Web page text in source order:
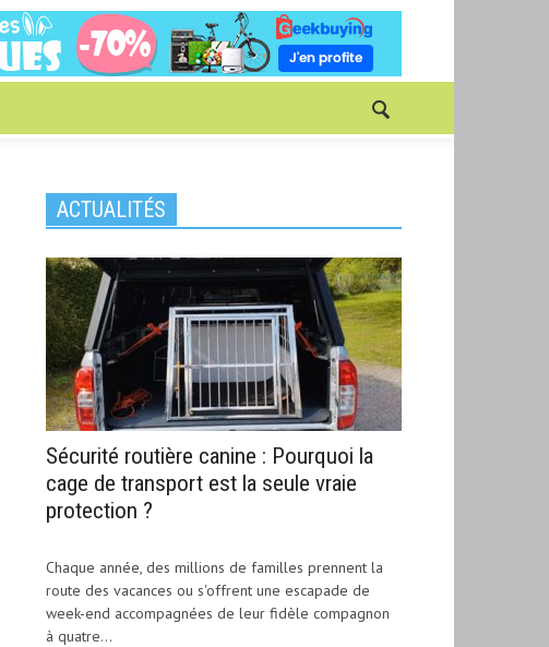
ACTUALITÉS
Sécurité routière canine : Pourquoi la
cage de transport est la seule vraie
protection ?
Chaque année, des millions de familles prennent la
route des vacances ou s'offrent une escapade de
week-end accompagnées de leur fidèle compagnon
à quatre...